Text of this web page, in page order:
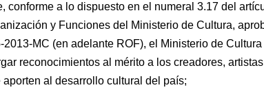
conforme a lo dispuesto en el numeral 3.17 del
y Funciones del Ministerio de Cultura,
2013-MC (en adelante ROF), el Ministerio de
reconocimientos al mérito a los creadores,
aporten al desarrollo cultural del país;